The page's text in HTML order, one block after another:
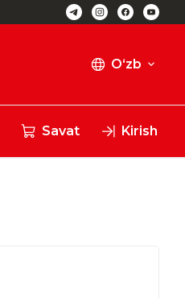
O‘zb
Savat Kirish